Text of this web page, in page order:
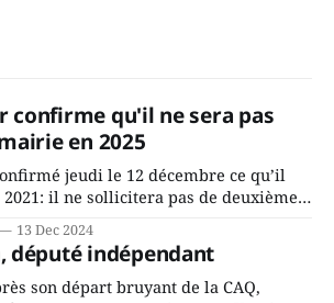
confirme qu'il ne sera pas
en 2025
jeudi le 12 décembre ce qu’il
2021: il ne sollicitera pas de deuxième
aux employés de la ville,
pour leur traditionnel souper
13 Dec 2024
député indépendant
son départ bruyant de la CAQ,